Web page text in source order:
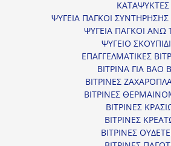
ΚΑΤΑΨΥΚΤΕΣ
ΨΥΓΕΙΑ ΠΑΓΚΟΙ
ΨΥΓΕΙΑ ΠΑΓΚΟΙ ΑΝΩ
ΨΥΓΕΙΟ
ΕΠΑΓΓΕΛΜΑΤΙΚΕΣ
ΒΙΤΡΙΝΑ ΓΙΑ BAO
ΒΙΤΡΙΝΕΣ
ΒΙΤΡΙΝΕΣ
ΒΙΤΡΙΝΕΣ
ΒΙΤΡΙΝΕΣ
ΒΙΤΡΙΝΕΣ